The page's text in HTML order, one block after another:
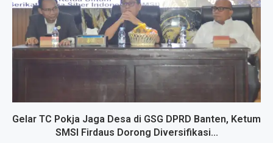
Gelar TC Pokja Jaga Desa di GSG DPRD Banten, Ketum
SMSI Firdaus Dorong Diversifikasi...